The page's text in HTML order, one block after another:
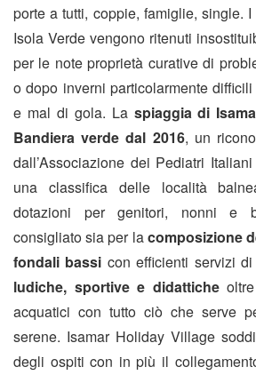
porte a tutti, coppie, famiglie, single.
Isola Verde vengono ritenuti
per le note proprietà curative di
o dopo inverni particolarmente
e mal di gola. La spiaggia di
Bandiera verde dal 2016, un
dall’Associazione dei Pediatri
una classifica delle località
dotazioni per genitori, nonni e
consigliato sia per lacomposizione
fondali bassi con efficienti servizi
ludiche, sportive e didatticheoltre
acquatici con tutto ciò che serve
serene. Isamar Holiday Village
degli ospiti con in più il